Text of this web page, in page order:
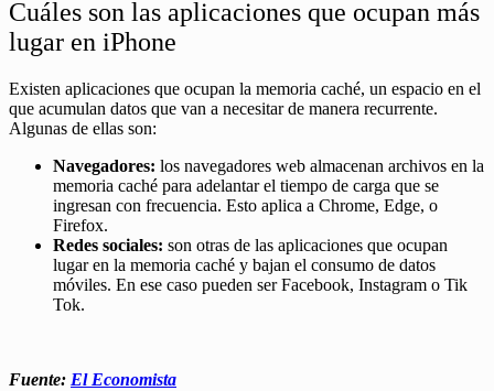
Cuáles son las aplicaciones que ocupan más
lugar en iPhone
Existen aplicaciones que ocupan la memoria caché, un espacio en el
que acumulan datos que van a necesitar de manera recurrente.
Algunas de ellas son:
Navegadores: los navegadores web almacenan archivos en la
memoria caché para adelantar el tiempo de carga que se
ingresan con frecuencia. Esto aplica a Chrome, Edge, o
Firefox.
Redes sociales: son otras de las aplicaciones que ocupan
lugar en la memoria caché y bajan el consumo de datos
móviles. En ese caso pueden ser Facebook, Instagram o Tik
Tok.
Fuente: El Economista